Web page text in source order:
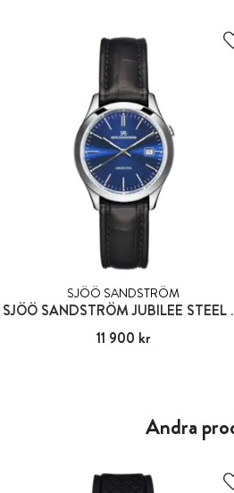
SJÖÖ SANDSTRÖM
SJÖÖ
Pris:11 900 kr
11 900 kr
Andra